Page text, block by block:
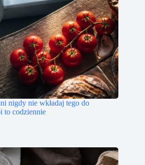
nigdy nie wkładaj tego do
to codziennie